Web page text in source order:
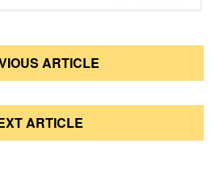
ARTICLE
ARTICLE